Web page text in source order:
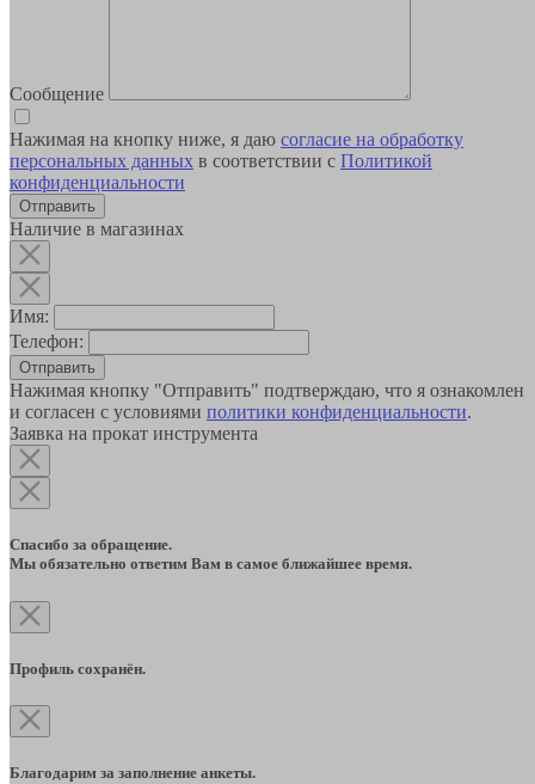
Сообщение
Нажимая на кнопку ниже, я даю согласие на обработку
персональных данных в соответствии с Политикой
конфиденциальности
Наличие в магазинах
Имя:
Телефон:
Отправить
Нажимая кнопку "Отправить" подтверждаю, что я ознакомлен
и согласен с условиями политики конфиденциальности.
Заявка на прокат инструмента
Спасибо за обращение.
Мы обязательно ответим Вам в самое ближайшее время.
Профиль сохранён.
Благодарим за заполнение анкеты.